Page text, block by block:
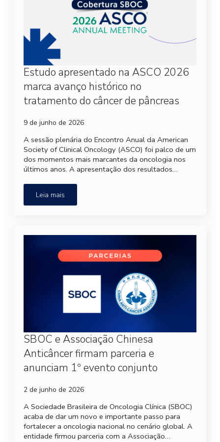
Estudo apresentado na ASCO 2026
marca avanço histórico no
tratamento do câncer de pâncreas
9 de junho de 2026
A sessão plenária do Encontro Anual da American
Society of Clinical Oncology (ASCO) foi palco de um
dos momentos mais marcantes da oncologia nos
últimos anos. A apresentação dos resultados…
Leia mais
SBOC e Associação Chinesa
Anticâncer firmam parceria e
anunciam 1º evento conjunto
2 de junho de 2026
A Sociedade Brasileira de Oncologia Clínica (SBOC)
acaba de dar um novo e importante passo para
fortalecer a oncologia nacional no cenário global. A
entidade firmou parceria com a Associação…